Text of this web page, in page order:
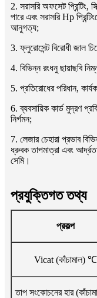
2. সরাসরি অফসেট প্রিন্টিং,
পারে এবং সরাসরি Hp
আনুগত্য;
3. ফ্লুরোসেন্ট বিরোধী জাল
4. বিভিন্ন রংধনু ছায়াছবি
5. প্রতিরোধের পরিধান,
6. ব্যবসায়িক কার্ড মুদ্রণ
নির্গমন;
7. লেজার চেহারা প্রভাব
ধ্রুবক তাপমাত্রা এবং
সেমি।
প্রযুক্তিগত তথ্য
প্রকল্প
Vicat (কাঁচামাল) ℃
তাপ সংকোচনের হার